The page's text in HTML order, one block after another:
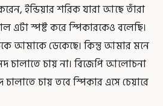
ইন্ডিয়ার শরিক যারা আছে তাঁরা
এটা স্পষ্ট করে স্পিকারকেও বলেছি।
আমাকে ডেকেছে। কিন্তু আমার মনে
চালাতে চায় না। বিজেপি আলোচনা
চালাতে চায় তবে স্পিকার এসে চেয়ারে